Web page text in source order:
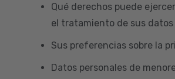
Qué derechos puede
el tratamiento de sus datos
Sus preferencias sobre la
Datos personales de